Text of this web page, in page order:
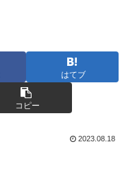
はてブ
コピー
2023.08.18